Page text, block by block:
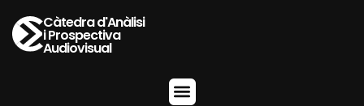
Càtedra d'Anàlisi
i Prospectiva
Audiovisual